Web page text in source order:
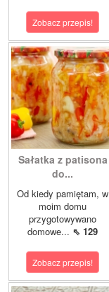
Zobacz przepis!
Sałatka z patisona
do...
Od kiedy pamiętam, w
moim domu
przygotowywano
domowe... ⇖ 129
Zobacz przepis!